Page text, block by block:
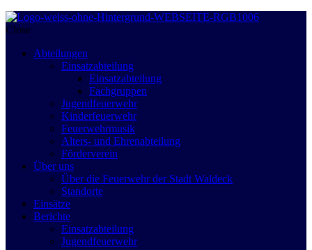
Close
Abteilungen
Einsatzabteilung
Einsatzabteilung
Fachgruppen
Jugendfeuerwehr
Kinderfeuerwehr
Feuerwehrmusik
Alters- und Ehrenabteilung
Förderverein
Über uns
Über die Feuerwehr der Stadt Waldeck
Standorte
Einsätze
Berichte
Einsatzabteilung
Jugendfeuerwehr